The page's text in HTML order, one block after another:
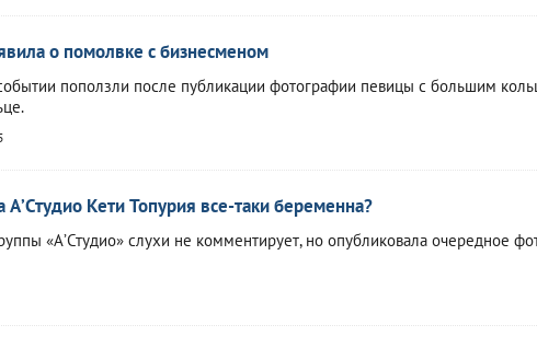
о помолвке с бизнесменом
поползли после публикации фотографии певицы с большим
А’Студио Кети Топурия все-таки беременна?
«А’Студио» слухи не комментирует, но опубликовала очередное